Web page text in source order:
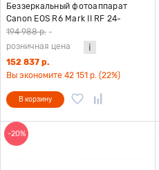
Беззеркальный фотоаппарат
Canon EOS R6 Mark II RF 24-
105mm f/4-7.1 IS STM KIT
194 988 р. -
розничная цена
152 837 р.
Вы экономите 42 151 р. (22%)
В корзину
-20%